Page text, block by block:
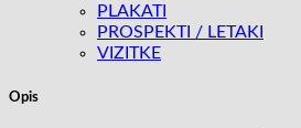
PLAKATI
PROSPEKTI / LETAKI
VIZITKE
Opis